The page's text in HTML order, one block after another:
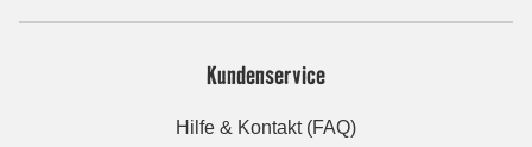
Kundenservice
Hilfe & Kontakt (FAQ)